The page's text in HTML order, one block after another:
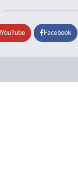
YouTube Facebook